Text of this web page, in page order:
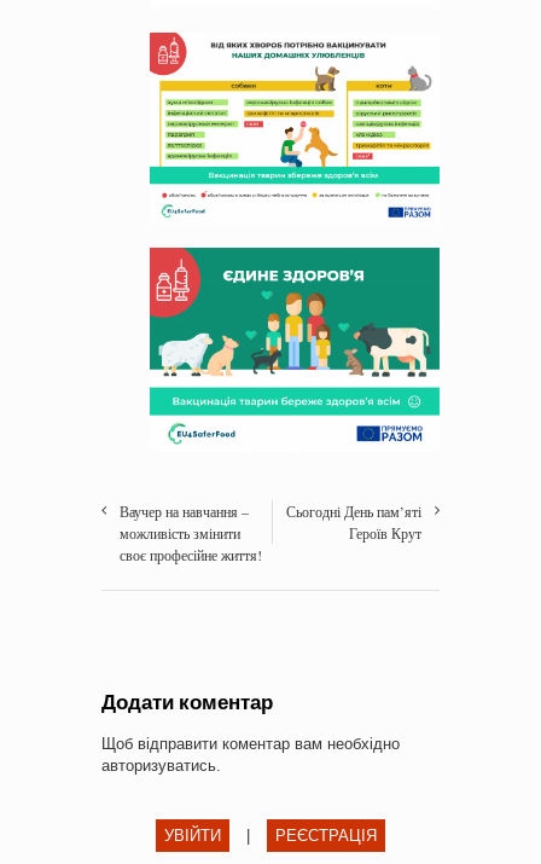
Ваучер на навчання –
можливість змінити
своє професійне життя!
Сьогодні День пам’яті
Героїв Крут
Додати коментар
Щоб відправити коментар вам необхідно
авторизуватись
УВІЙТИ РЕЄСТРАЦІЯ